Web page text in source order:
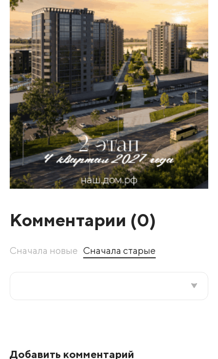
Комментарии (0)
Сначала новые Сначала старые
Добавить комментарий